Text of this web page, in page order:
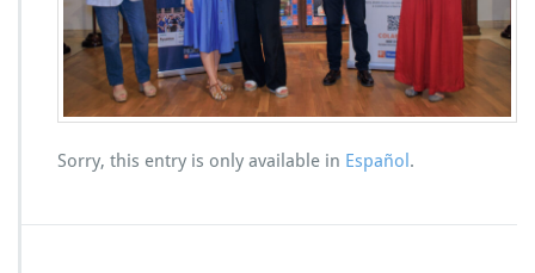
Sorry, this entry is only available in Español .